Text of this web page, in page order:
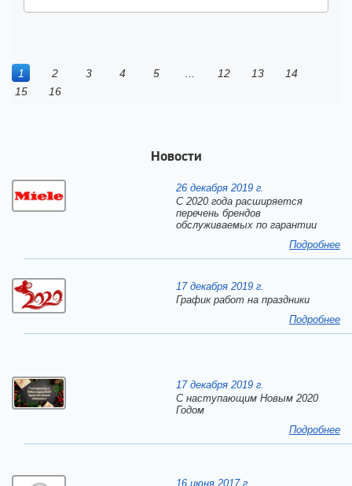
1 2 3 4 5 12 13
14
15
16
Новости
26 декабря 2019 г.
С 2020 года расширяется
перечень брендов
обслуживаемых по гарантии
Подробнее
17 декабря 2019 г.
График работ на праздники
Подробнее
17 декабря 2019 г.
C наступающим Новым 2020
Годом
Подробнее
16 июня 2017 г.